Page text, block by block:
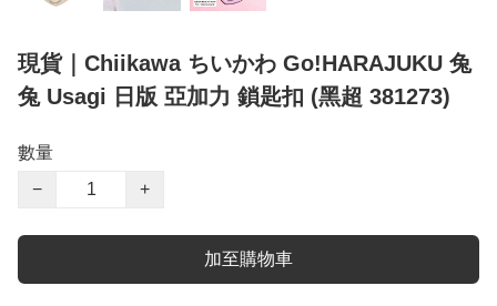
現貨｜Chiikawa ちいかわ Go!HARAJUKU 兔
兔 Usagi 日版 亞加力 鎖匙扣 (黑超 381273)
數量
−
+
加至購物車